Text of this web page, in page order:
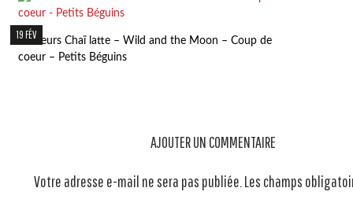
19 FÉV
Meilleurs Chaï latte – Wild and the Moon – Coup de
coeur – Petits Béguins
AJOUTER UN COMMENTAIRE
Votre adresse e-mail ne sera pas publiée.Les champs